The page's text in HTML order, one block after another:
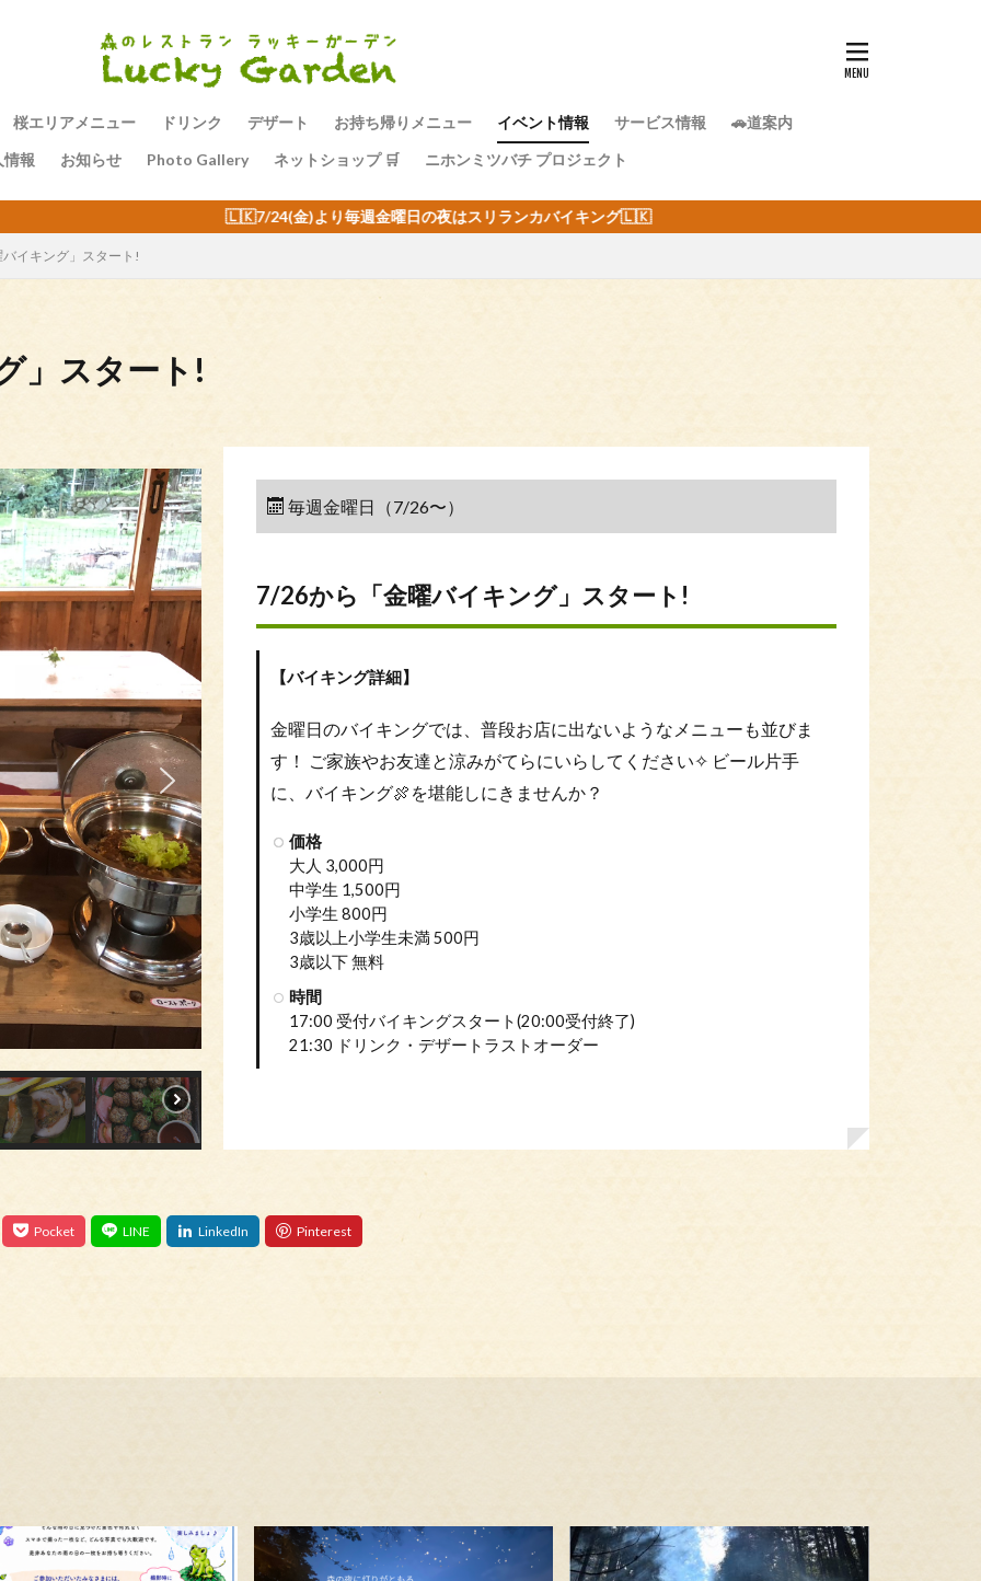
桜エリアメニュー ドリンク デザート お持ち帰りメニュー イベント情報 サービス情報
🚗道案内
情報
お知らせ Photo Gallery ネットショップ 🛒 ニホンミツバチ プロジェクト
24(金)より毎週金曜日の夜はスリランカバイキング🇱🇰
イキング」スタート!
」スタート!
毎週金曜日（7/26〜）
7/26から「金曜バイキング」スタート!
【バイキング詳細】
金曜日のバイキングでは、普段お店に出ないようなメニューも並びま
す！ ご家族やお友達と涼みがてらにいらしてください✧ ビール片手
に、バイキング🍖を堪能しにきませんか？
価格
大人 3,000円
中学生 1,500円
小学生 800円
3歳以上小学生未満 500円
3歳以下 無料
時間
17:00 受付バイキングスタート(20:00受付終了)
21:30 ドリンク・デザートラストオーダー